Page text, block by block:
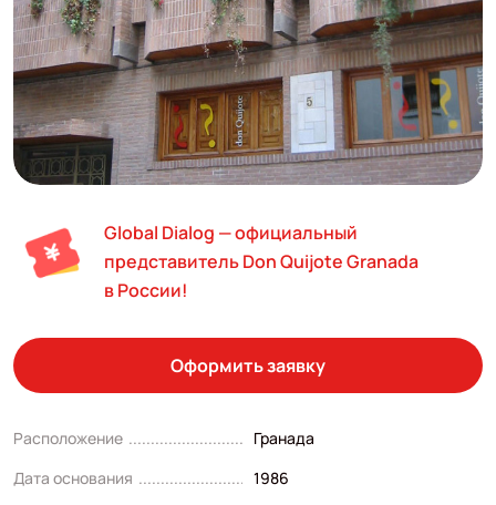
Global Dialog — официальный
представитель Don Quijote Granada
в России!
Оформить заявку
Расположение
Гранада
Дата основания
1986